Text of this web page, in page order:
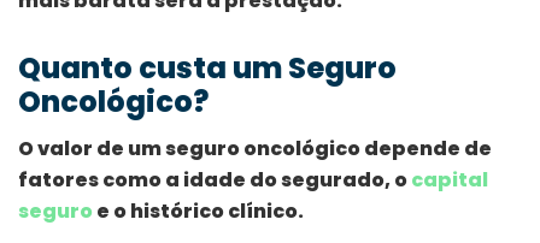
Quanto custa um Seguro
Oncológico?
O valor de um seguro oncológico depende de
fatores como a idade do segurado, ocapital
seguro e o histórico clínico.